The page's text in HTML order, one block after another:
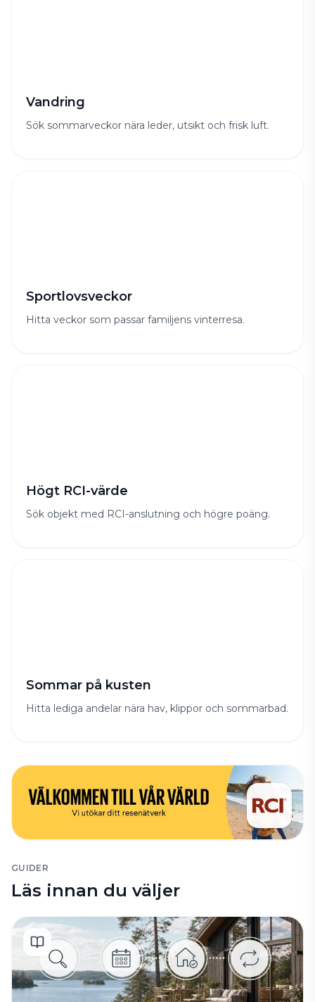
Vandring
Sök sommarveckor nära leder, utsikt och frisk luft.
Sportlovsveckor
Hitta veckor som passar familjens vinterresa.
Högt RCI-värde
Sök objekt med RCI-anslutning och högre poäng.
Sommar på kusten
Hitta lediga andelar nära hav, klippor och sommarbad.
GUIDER
Läs innan du väljer